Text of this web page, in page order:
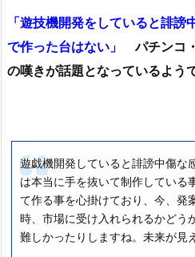
「遊技機開発をしていると誹
で作った台はない」
パチンコ
の嘆きが話題となっているよう
遊戯機開発していると誹謗中傷な
は本当に手を抜いて制作している
て作る事を心掛けており、今、発
時、市場に受け入れられるかどう
難しかったりしますね。未来が見